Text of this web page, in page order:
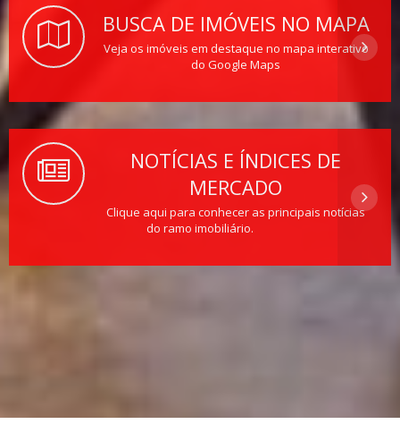
BUSCA DE IMÓVEIS NO MAPA
Veja os imóveis em destaque no mapa interativo
do Google Maps
NOTÍCIAS E ÍNDICES DE
MERCADO
Clique aqui para conhecer as principais notícias
do ramo imobiliário.